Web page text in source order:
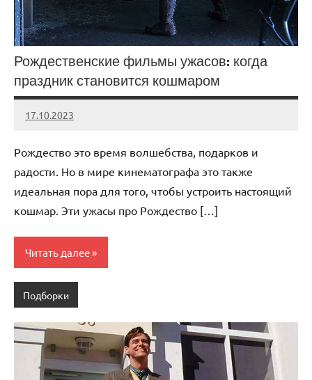
Рождественские фильмы ужасов: когда
праздник становится кошмаром
17.10.2023
admin
Нет
Рождество это время волшебства, подарков и
радости. Но в мире кинематографа это также
идеальная пора для того, чтобы устроить настоящий
кошмар. Эти ужасы про Рождество […]
Читать далее
Подборки